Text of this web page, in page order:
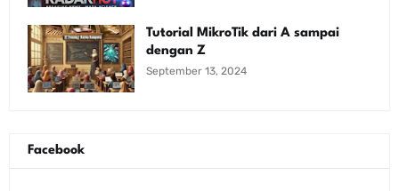
Tutorial MikroTik dari A sampai
dengan Z
September 13, 2024
Facebook